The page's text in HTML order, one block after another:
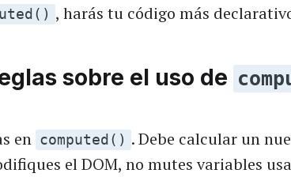
, harás tu código más
sobre el uso de
en computed() . Debe calcular un
el DOM, no mutes variables